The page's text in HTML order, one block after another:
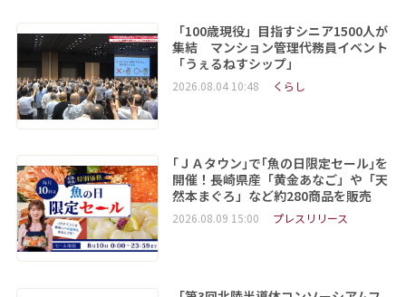
「100歳現役」目指すシニア1500人が
集結 マンション管理代務員イベント
「うぇるねすシップ」
2026.08.04 10:48 くらし
｢ＪＡタウン｣で｢魚の日限定セール｣を
開催！長崎県産「黄金あなご」や「天
然本まぐろ」など約280商品を販売
2026.08.09 15:00 プレスリリース